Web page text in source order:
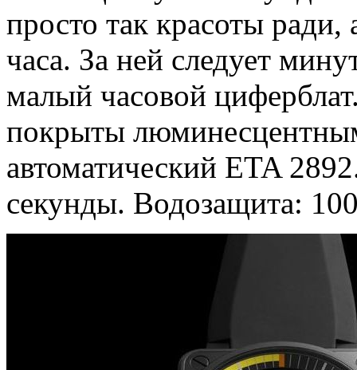
просто так красоты ради,
часа. За ней следует
малый часовой
покрыты
автоматический ETA
секунды. Водозащита: